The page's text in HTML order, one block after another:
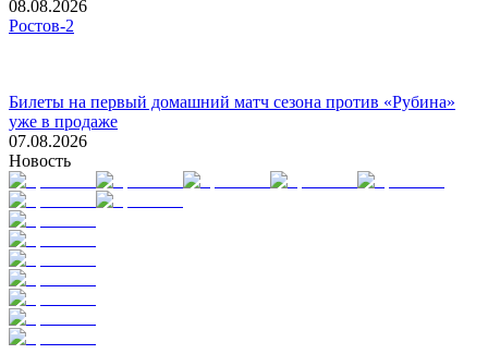
08.08.2026
Ростов-2
Билеты на первый домашний матч сезона против «Рубина»
уже в продаже
07.08.2026
Новость